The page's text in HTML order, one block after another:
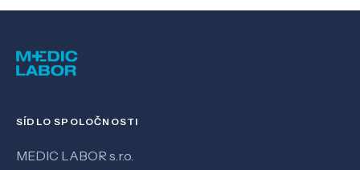
SÍDLO SPOLOČNOSTI
MEDIC LABOR s.r.o.